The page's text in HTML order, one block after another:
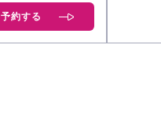
予約する